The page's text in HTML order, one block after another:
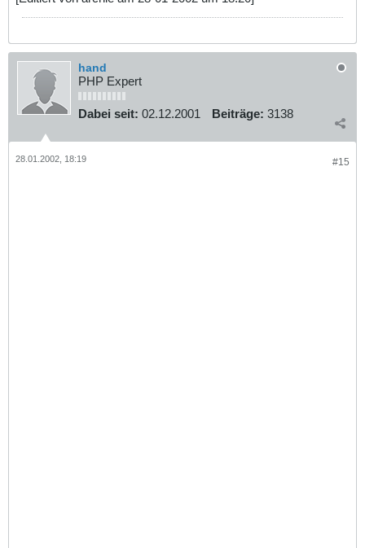
hand
PHP Expert
Dabei seit: 02.12.2001 Beiträge: 3138
#15
28.01.2002, 18:19